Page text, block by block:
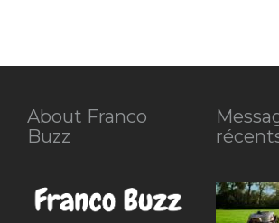
About Franco
Buzz